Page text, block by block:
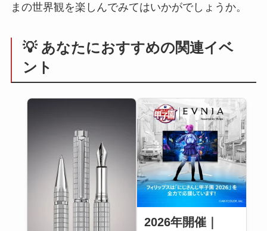
まの世界観を楽しんでみてはいかがでしょうか。
💡 あなたにおすすめの関連イベ
ント
2026年開催｜